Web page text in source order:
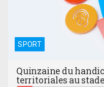
SPORT
Quinzaine du
territoriales au